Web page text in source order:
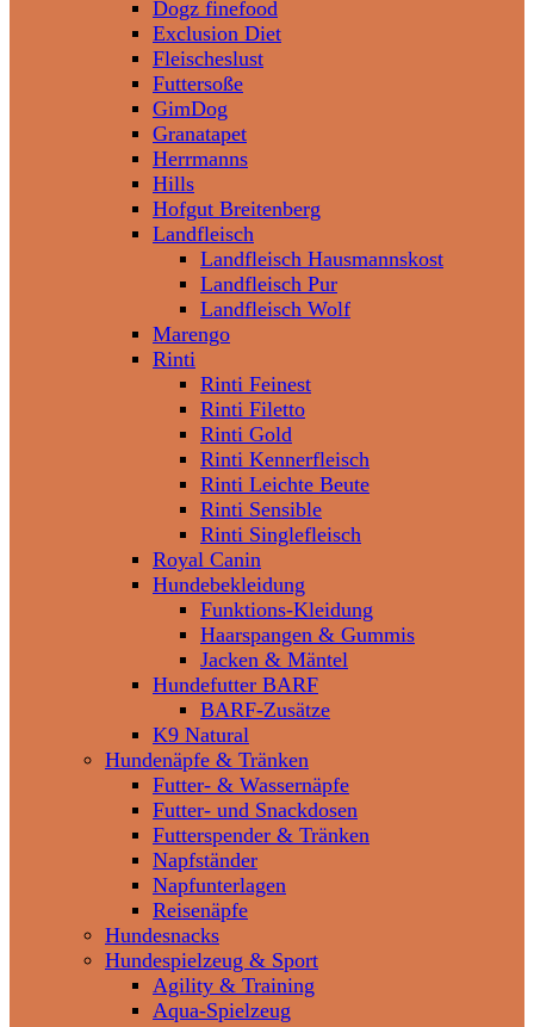
Dogz finefood
Exclusion Diet
Fleischeslust
Futtersoße
GimDog
Granatapet
Herrmanns
Hills
Hofgut Breitenberg
Landfleisch
Landfleisch Hausmannskost
Landfleisch Pur
Landfleisch Wolf
Marengo
Rinti
Rinti Feinest
Rinti Filetto
Rinti Gold
Rinti Kennerfleisch
Rinti Leichte Beute
Rinti Sensible
Rinti Singlefleisch
Royal Canin
Hundebekleidung
Funktions-Kleidung
Haarspangen & Gummis
Jacken & Mäntel
Hundefutter BARF
BARF-Zusätze
K9 Natural
Hundenäpfe & Tränken
Futter- & Wassernäpfe
Futter- und Snackdosen
Futterspender & Tränken
Napfständer
Napfunterlagen
Reisenäpfe
Hundesnacks
Hundespielzeug & Sport
Agility & Training
Aqua-Spielzeug